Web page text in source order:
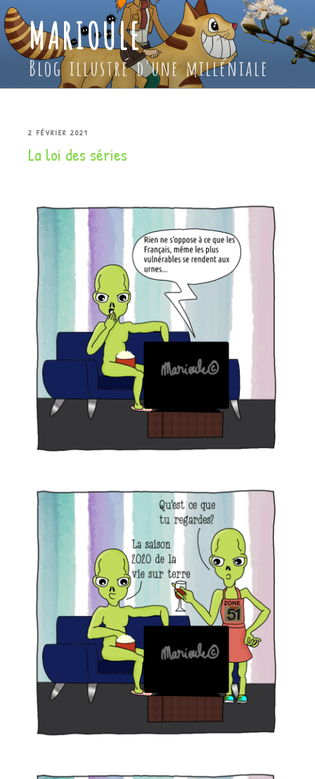
Aller
au
contenu
principal
MARIOULE
Blog illustré d'une milléniale
PUBLIÉ
LE
2 FÉVRIER 2021
La loi des séries